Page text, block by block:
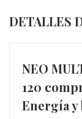
DETALLES
NEO
120
Energía y